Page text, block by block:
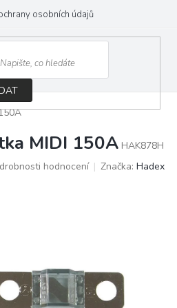
osobních údajů
MIDI 150A HAK878H
hodnocení Značka: Hadex